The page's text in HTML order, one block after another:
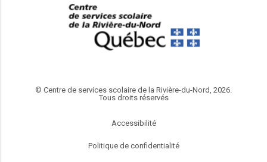
© Centre de services scolaire de la Rivière-du-Nord, 2026.
Tous droits réservés
Accessibilité
Politique de confidentialité